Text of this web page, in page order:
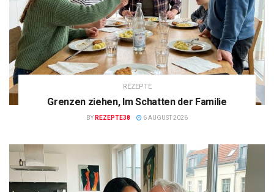
REZEPTE
Grenzen ziehen, Im Schatten der Familie
BY REZEPTE38 6 AUGUST 2026